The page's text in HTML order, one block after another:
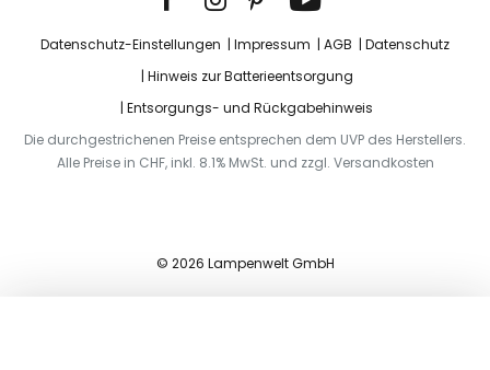
Datenschutz-Einstellungen Impressum AGB
Datenschutz
Hinweis zur Batterieentsorgung
Entsorgungs- und Rückgabehinweis
Die durchgestrichenen Preise entsprechen dem UVP des Herstellers.
Alle Preise in CHF, inkl. 8.1% MwSt. und zzgl. Versandkosten
© 2026 Lampenwelt GmbH